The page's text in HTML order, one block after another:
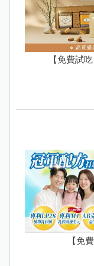
【免費試
【免